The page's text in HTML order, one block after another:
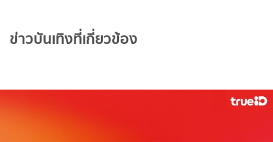
ข่าวบันเทิงที่เกี่ยวข้อง